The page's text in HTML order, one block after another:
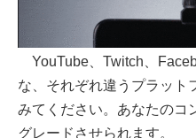
YouTube、Twitch、
な、それぞれ違うプラット
みてください。あなたのコ
グレードさせられます。